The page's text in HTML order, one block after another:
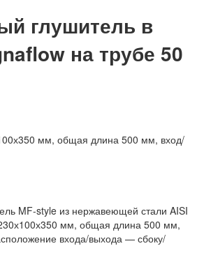
глушитель в
на трубе 50
мм, общая длина 500 мм, вход/
MF-style из нержавеющей стали AISI
мм, общая длина 500 мм,
входа/выхода — сбоку/